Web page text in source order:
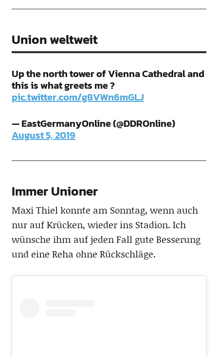
Union weltweit
Up the north tower of Vienna Cathedral and
this is what greets me ?
pic.twitter.com/g8VWn6mGLJ
— EastGermanyOnline (@DDROnline)
August 5, 2019
Immer Unioner
Maxi Thiel konnte am Sonntag, wenn auch
nur auf Krücken, wieder ins Stadion. Ich
wünsche ihm auf jeden Fall gute Besserung
und eine Reha ohne Rückschläge.